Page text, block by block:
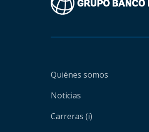
Quiénes somos
Noticias
Carreras (i)